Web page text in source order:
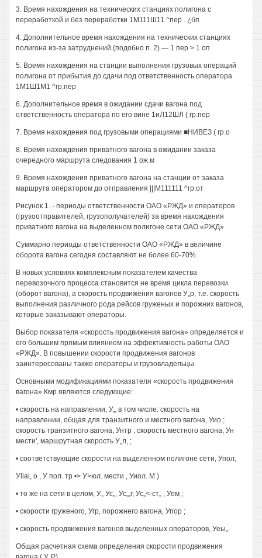
3. Время нахождения на технических станциях полигона с
переработкой и без переработки 1М111Ш11 ^пер . ¿бп
4. Дополнительное время нахождения на технических станциях
полигона из-за затруднений (подобно п. 2) — 1 пер > 1 оп
5. Время нахождения на станции выполнения грузовых операций
полигона от прибытия до сдачи под ответственность оператора
1М1Ш1М1 ^гр.пер
6. Дополнительное время в ожидании сдачи вагона под
ответственность оператора по его вине 1иЛ12ШЛ { гр.пер
7. Время нахождения под грузовыми операциями ■НИВЕЗ ( гр.о
8. Время нахождения приватного вагона в ожидании заказа
очередного маршрута следования 1 ож.м
9. Время нахождения приватного вагона на станции от заказа
маршрута оператором до отправления |||М111111 ^гр.от
Рисунок 1. - периоды ответственности ОАО «РЖД» и операторов
(грузоотправителей, грузополучателей) за время нахождения
приватного вагона на выделенном полигоне сети ОАО «РЖД»
Суммарно периоды ответственности ОАО «РЖД» в величине
оборота вагона сегодня составляют не более 60-70%.
В новых условиях комплексным показателем качества
перевозочного процесса становится не время цикла перевозки
(оборот вагона), а скорость продвижения вагонов У„р, т.е. скорость
выполнения различного рода рейсов груженых и порожних вагонов,
которые заказывают операторы.
Выбор показателя «скорость продвижения вагона» определяется и
его большим прямым влиянием на эффективность работы ОАО
«РЖД». В повышении скорости продвижения вагонов
заинтересованы также операторы и грузовладельцы.
Основными модификациями показателя «скорость продвижения
вагона» Кмр являются следующие:
• скорость на направлении, У,„ в том числе: скорость на
направлении, общая для транзитного и местного вагона, Уио ;
скорость транзитного вагона, Унтр ; скорость местного вагона, Ун
мести', маршрутная скорость У„л, ;
• соответствующие скорости на выделенном полигоне сети, Упол,
Уliai, о , У пол. тр •> У>юл. мести , Уиол. M )
• то же на сети в целом, У., Ус„, Ус„,г, Ус„<-ст„ , Уем ;
• скорости груженого, Угр, порожнего вагона, Упор ;
• скорость продвижения вагонов выделенных операторов, Уеы„.
Общая расчетная схема определения скорости продвижения